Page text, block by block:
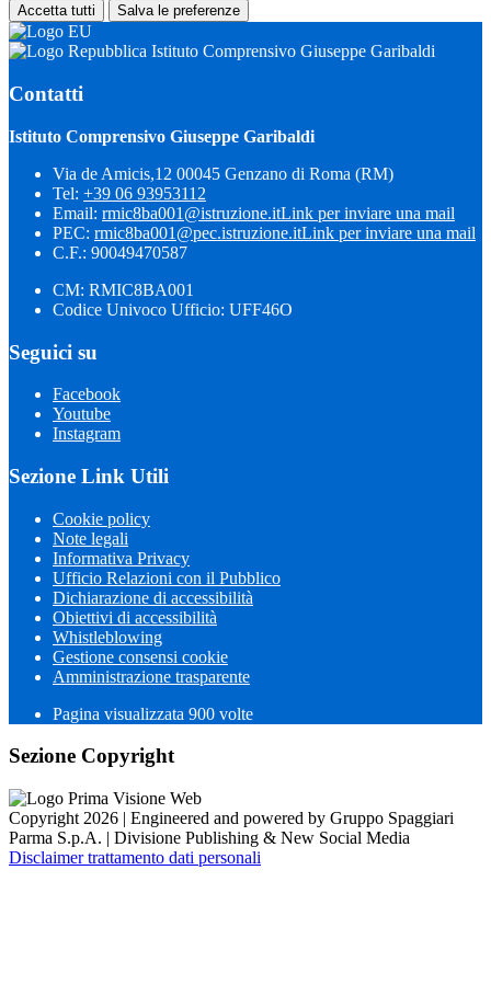
Accetta tutti Salva le preferenze
Istituto Comprensivo Giuseppe Garibaldi
Contatti
Istituto Comprensivo Giuseppe Garibaldi
Via de Amicis,12 00045 Genzano di Roma (RM)
Tel: +39 06 93953112
Email: rmic8ba001@istruzione.itLink per inviare una mail
PEC: rmic8ba001@pec.istruzione.itLink per inviare una mail
C.F.: 90049470587
CM: RMIC8BA001
Codice Univoco Ufficio: UFF46O
Seguici su
Facebook
Youtube
Instagram
Sezione Link Utili
Cookie policy
Note legali
Informativa Privacy
Ufficio Relazioni con il Pubblico
Dichiarazione di accessibilità
Obiettivi di accessibilità
Whistleblowing
Gestione consensi cookie
Amministrazione trasparente
Pagina visualizzata 900 volte
Sezione Copyright
Copyright 2026 | Engineered and powered by Gruppo Spaggiari
Parma S.p.A. | Divisione Publishing & New Social Media
Disclaimer trattamento dati personali